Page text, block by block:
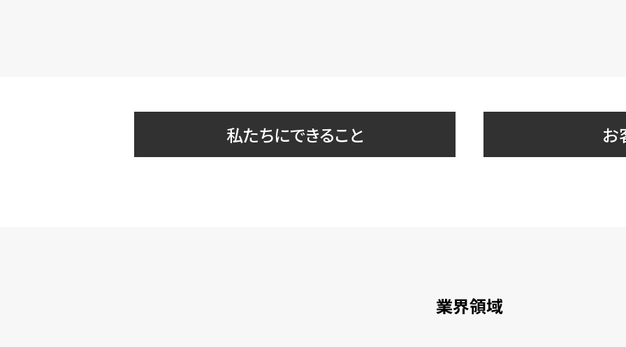
私たちにできること お
業界領域